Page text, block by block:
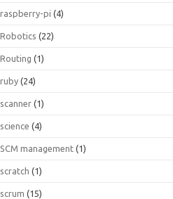
raspberry-pi (4)
Robotics (22)
Routing (1)
ruby (24)
scanner (1)
science (4)
SCM management (1)
scratch (1)
scrum (15)